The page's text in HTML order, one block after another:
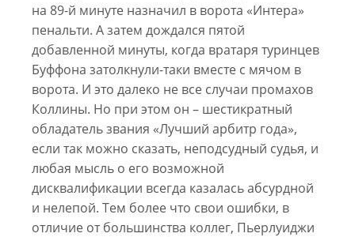
на 89-й минуте назначил в ворота «Интера»
пенальти. А затем дождался пятой
добавленной минуты, когда вратаря туринцев
Буффона затолкнули-таки вместе с мячом в
ворота. И это далеко не все случаи промахов
Коллины. Но при этом он – шестикратный
обладатель звания «Лучший арбитр года»,
если так можно сказать, неподсудный судья, и
любая мысль о его возможной
дисквалификации всегда казалась абсурдной
и нелепой. Тем более что свои ошибки, в
отличие от большинства коллег, Пьерлуиджи